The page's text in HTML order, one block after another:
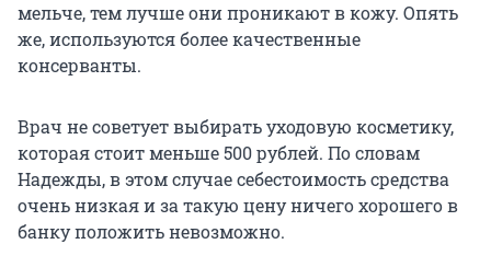
мельче, тем лучше они проникают в кожу. Опять
же, используются более качественные
консерванты.
Врач не советует выбирать уходовую косметику,
которая стоит меньше 500 рублей. По словам
Надежды, в этом случае себестоимость средства
очень низкая и за такую цену ничего хорошего в
банку положить невозможно.